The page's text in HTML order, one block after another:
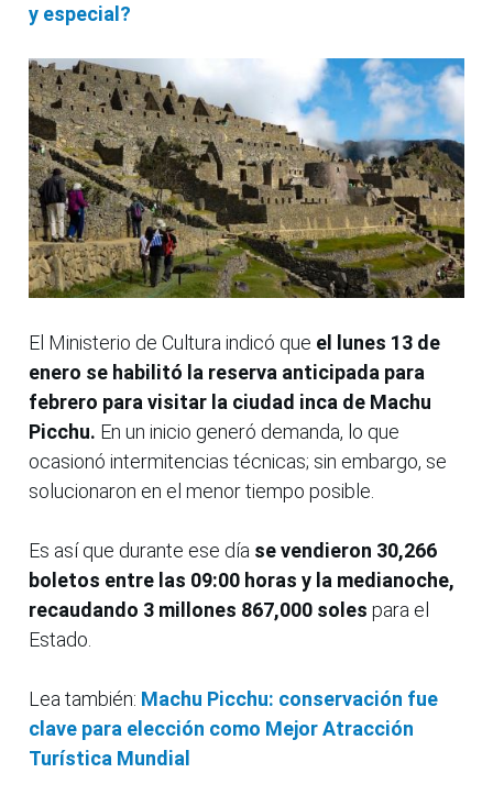
y especial?
El Ministerio de Cultura indicó que el lunes 13 de
enero se habilitó la reserva anticipada para
febrero para visitar la ciudad inca de Machu
Picchu. En un inicio generó demanda, lo que
ocasionó intermitencias técnicas; sin embargo, se
solucionaron en el menor tiempo posible.
Es así que durante ese día se vendieron 30,266
boletos entre las 09:00 horas y la medianoche,
recaudando 3 millones 867,000 soles para el
Estado.
Lea también: Machu Picchu: conservación fue
clave para elección como Mejor Atracción
Turística Mundial